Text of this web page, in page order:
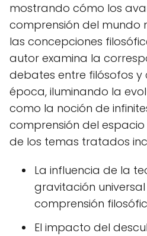
mostrando cómo los
comprensión del mundo
las concepciones
autor examina la
debates entre filósofos y
época, iluminando la
como la noción de
comprensión del
de los temas tratados
La influencia de la
gravitación
comprensión
El impacto del